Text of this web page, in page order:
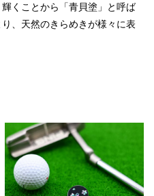
くことから「青貝塗」と呼ば
、天然のきらめきが様々に表